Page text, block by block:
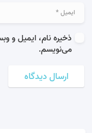
ذخیره نام، ایمیل و
می‌نویسم.
ارسال دیدگاه